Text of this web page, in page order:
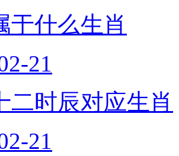
于什么生肖
21
二时辰对应生肖
21